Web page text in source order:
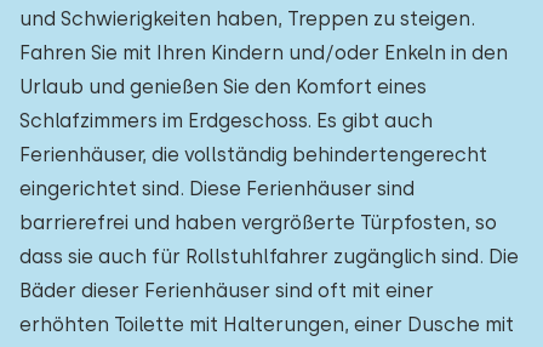
und Schwierigkeiten haben, Treppen zu steigen.
Fahren Sie mit Ihren Kindern und/oder Enkeln in den
Urlaub und genießen Sie den Komfort eines
Schlafzimmers im Erdgeschoss. Es gibt auch
Ferienhäuser, die vollständig behindertengerecht
eingerichtet sind. Diese Ferienhäuser sind
barrierefrei und haben vergrößerte Türpfosten, so
dass sie auch für Rollstuhlfahrer zugänglich sind. Die
Bäder dieser Ferienhäuser sind oft mit einer
erhöhten Toilette mit Halterungen, einer Dusche mit